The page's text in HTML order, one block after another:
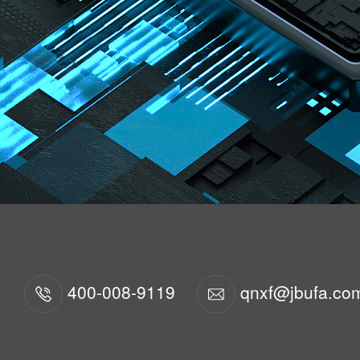
400-008-9119